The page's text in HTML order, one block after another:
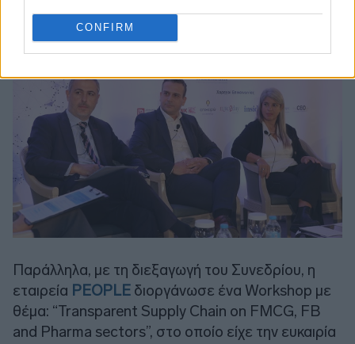
CONFIRM
Παράλληλα, με τη διεξαγωγή του Συνεδρίου, η
εταιρεία PEOPLE διοργάνωσε ένα Workshop με
θέμα: “Transparent Supply Chain on FMCG, FB
and Pharma sectors”, στο οποίο είχε την ευκαιρία